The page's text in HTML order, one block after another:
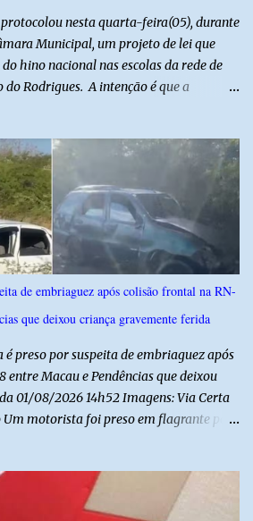
nesta quarta-feira(05), durante
Municipal, um projeto de lei que
hino nacional nas escolas da rede de
Rodrigues. A intenção é que a
da cidadania. O projeto prevê ainda que
ocorra uma vez por semana, em dia
de Educação do município. É
da rede de ensino público
a discussão das letras do Hino
a estimular os estudantes interpretar
expedir normas complementares
da lei.
de embriaguez após colisão frontal na RN-
que deixou criança gravemente ferida
preso por suspeita de embriaguez após
entre Macau e Pendências que deixou
01/08/2026 14h52 Imagens: Via Certa
motorista foi preso em flagrante por
Pendências. Segundo a Polícia Militar,
sentidos opostos bateram de frente.